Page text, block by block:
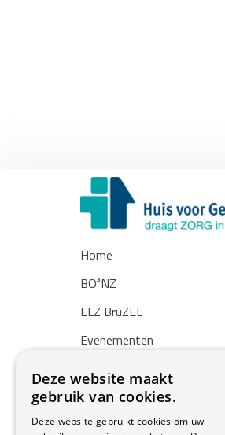
Home
BO³NZ
ELZ BruZEL
Evenementen
Zoekertjes
Over ons
Deze website maakt
gebruik van cookies.
Deze website gebruikt cookies om uw